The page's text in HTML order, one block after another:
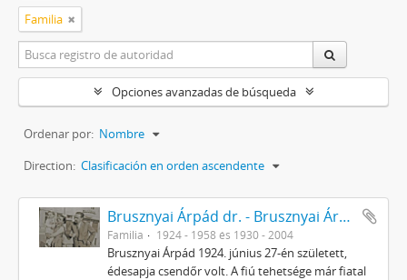
Familia
Opciones avanzadas de búsqueda
Ordenar por: Nombre
Direction: Clasificación en orden ascendente
Brusznyai Árpád dr. - Brusznyai Árpádné Honti Ilona
Familia 1924 - 1958 és 1930 - 2004
Brusznyai Árpád 1924. június 27-én született,
édesapja csendőr volt. A fiú tehetsége már fiatal